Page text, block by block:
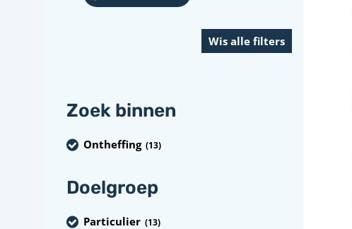
Zoek binnen
Ontheffing (13)
Doelgroep
Particulier (13)